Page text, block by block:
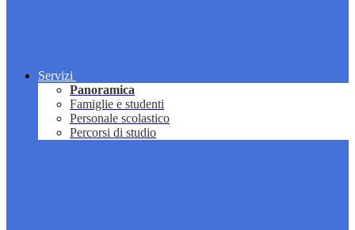
Servizi
Panoramica
Famiglie e studenti
Personale scolastico
Percorsi di studio